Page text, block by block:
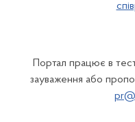
Портал працює в
зауваження або